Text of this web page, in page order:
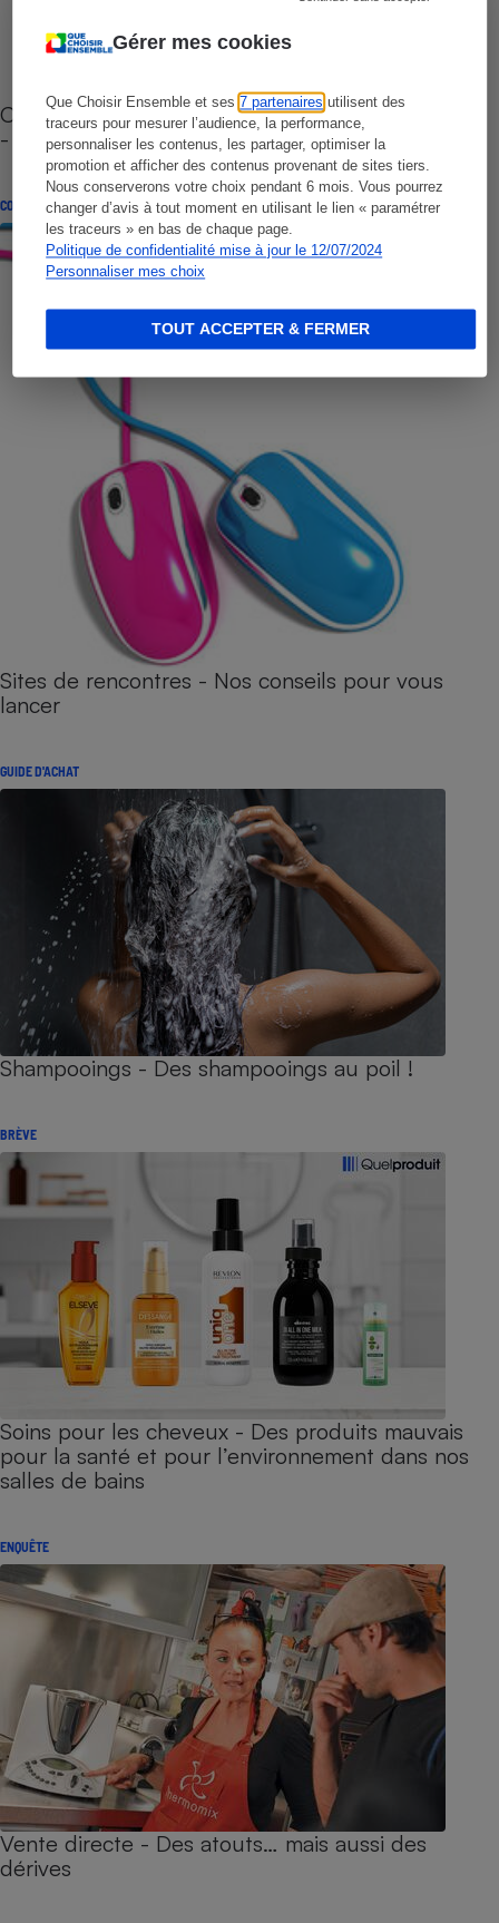
Gérer mes cookies
Que Choisir Ensemble et ses7 partenaires utilisent des
traceurs pour mesurer l’audience, la performance,
personnaliser les contenus, les partager, optimiser la
promotion et afficher des contenus provenant de sites tiers.
Nous conserverons votre choix pendant 6 mois. Vous pourrez
changer d’avis à tout moment en utilisant le lien « paramétrer
les traceurs » en bas de chaque page.
Politique de confidentialité mise à jour le 12/07/2024
Personnaliser mes choix
TOUT ACCEPTER & FERMER
Cafetière à capsules zéro déchet CoffeeB (vidéo)
- Premières impressions
CONSEILS
Sites de rencontres - Nos conseils pour vous
lancer
GUIDE D'ACHAT
Shampooings - Des shampooings au poil !
BRÈVE
Soins pour les cheveux - Des produits mauvais
pour la santé et pour l’environnement dans nos
salles de bains
ENQUÊTE
Vente directe - Des atouts… mais aussi des
dérives